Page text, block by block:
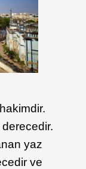
derecedir.
yaz
ve